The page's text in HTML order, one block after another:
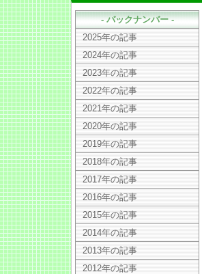
- バックナンバー -
2025年の記事
2024年の記事
2023年の記事
2022年の記事
2021年の記事
2020年の記事
2019年の記事
2018年の記事
2017年の記事
2016年の記事
2015年の記事
2014年の記事
2013年の記事
2012年の記事